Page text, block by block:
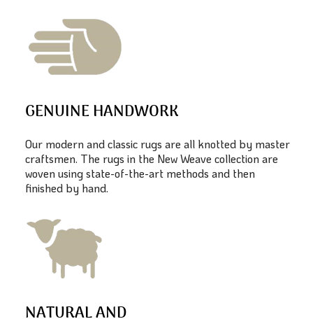
GENUINE HANDWORK
Our modern and classic rugs are all knotted by master
craftsmen. The rugs in the New Weave collection are
woven using state-of-the-art methods and then
finished by hand.
NATURAL AND